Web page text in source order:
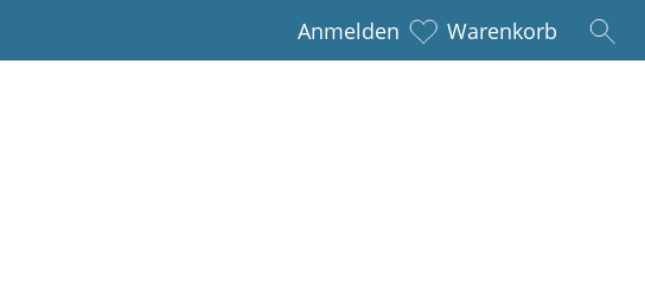
Anmelden Warenkorb